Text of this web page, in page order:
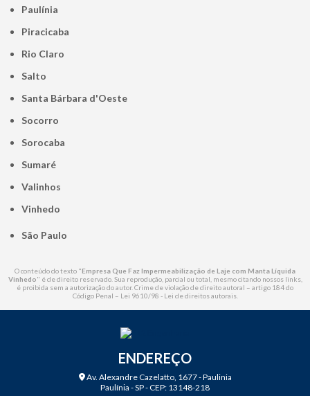
Paulínia
Piracicaba
Rio Claro
Salto
Santa Bárbara d'Oeste
Socorro
Sorocaba
Sumaré
Valinhos
Vinhedo
São Paulo
O conteúdo do texto "Empresa Que Faz Impermeabilização de Laje com Manta Líquida
Vinhedo" é de direito reservado. Sua reprodução, parcial ou total, mesmo citando nossos links,
é proibida sem a autorização do autor. Crime de violação de direito autoral – artigo 184 do
Código Penal – Lei 9610/98 - Lei de direitos autorais.
ENDEREÇO
Av. Alexandre Cazelatto, 1677 - Paulinia
Paulínia - SP - CEP: 13148-218